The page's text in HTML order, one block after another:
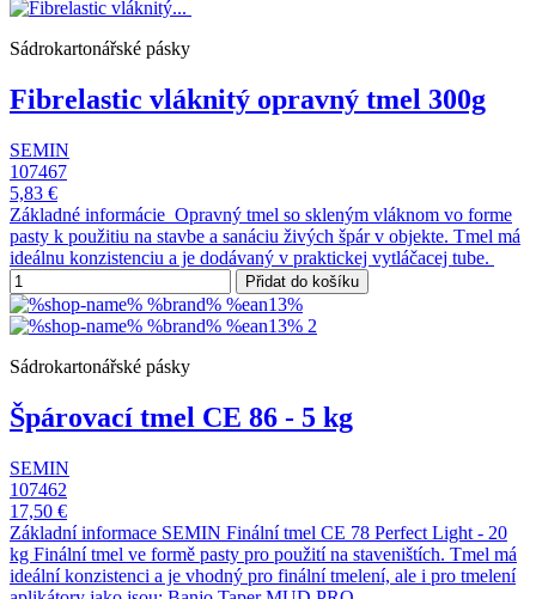
Sádrokartonářské pásky
Fibrelastic vláknitý opravný tmel 300g
SEMIN
107467
5,83 €
Základné informácie Opravný tmel so skleným vláknom vo forme
pasty k použitiu na stavbe a sanáciu živých špár v objekte. Tmel má
ideálnu konzistenciu a je dodávaný v praktickej vytláčacej tube.
Přidat do košíku
Sádrokartonářské pásky
Špárovací tmel CE 86 - 5 kg
SEMIN
107462
17,50 €
Základní informace SEMIN Finální tmel CE 78 Perfect Light - 20
kg Finální tmel ve formě pasty pro použití na staveništích. Tmel má
ideální konzistenci a je vhodný pro finální tmelení, ale i pro tmelení